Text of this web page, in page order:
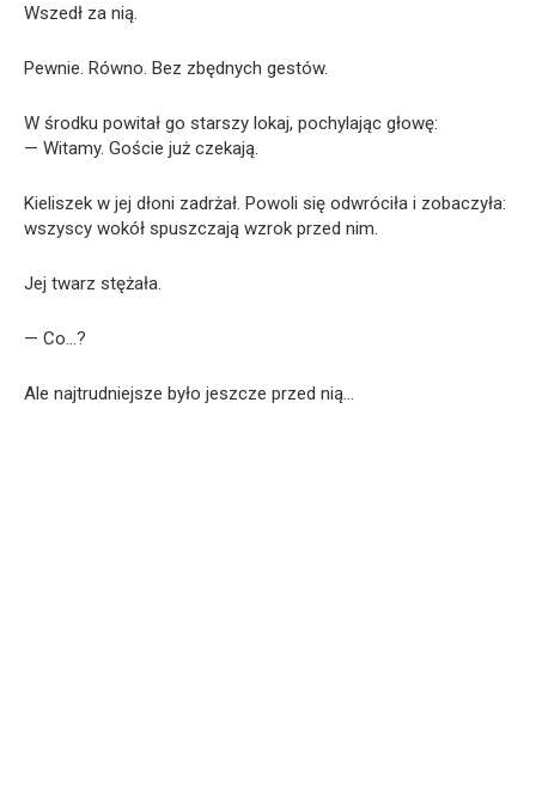
Wszedł za nią.
Pewnie. Równo. Bez zbędnych gestów.
W środku powitał go starszy lokaj, pochylając głowę:
— Witamy. Goście już czekają.
Kieliszek w jej dłoni zadrżał. Powoli się odwróciła i zobaczyła:
wszyscy wokół spuszczają wzrok przed nim.
Jej twarz stężała.
— Co…?
Ale najtrudniejsze było jeszcze przed nią…